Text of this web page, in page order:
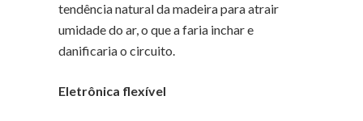
tendência natural da madeira para atrair
umidade do ar, o que a faria inchar e
danificaria o circuito.
Eletrônica flexível